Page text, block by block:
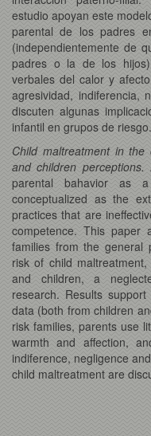
estudio apoyan este
parental de los padres
(independientemente de
padres o la de los
verbales del calor y
agresividad, indiferencia,
discuten algunas
infantil en grupos de riesgo.
Child maltreatment in
and children perceptions.
parental bahavior as
conceptualized as the
practices that are
competence. This paper
families from the general
risk of child
and children, a
research. Results
data (both from children
risk families, parents use
warmth and affection,
indiference, negligence
child maltreatment are